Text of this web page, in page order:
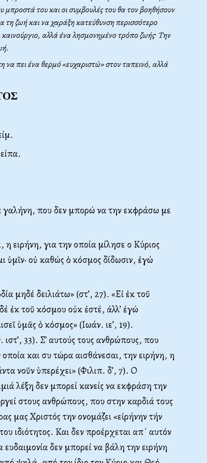
του και οι συμβουλές του θα τον βοηθήσουν
τη ζωή και να χαράξη κατεύθυνση περισσότερο
αλλά ένα λησμονημένο τρόπο ζωής· Την
πει ένα θερμό «ευχαριστώ» στον ταπεινό, αλλά
γαλήνη, που δεν μπορώ να την εκφράσω με
ειρήνη, για την οποία μίλησε ο Κύριος
ὑμῖν· οὐ καθώς ὁ κόσμος δίδωσιν, ἐγώ
μηδέ δειλιάτω» (στ’, 27). «Εἰ ἐκ τοῦ
ἐκ τοῦ κόσμου οὐκ ἐστέ, ἀλλ’ ἐγώ
ὑμᾶς ὁ κόσμος» (Ιωάν. ιε’, 19).
33). Σ’ αυτούς τους ανθρώπους, που
οποία και συ τώρα αισθάνεσαι, την ειρήνη, η
νοῦν ὑπερέχει» (Φιλιπ. δ’, 7). Ο
λέξη δεν μπορεί κανείς να εκφράση την
στους ανθρώπους, που στην καρδιά τους
μας Χριστός την ονομάζει «εἰρήνην τήν
ιδιότητος. Και δεν προέρχεται απ΄ αυτόν
δεν μπορεί να βάλη την ειρήνη